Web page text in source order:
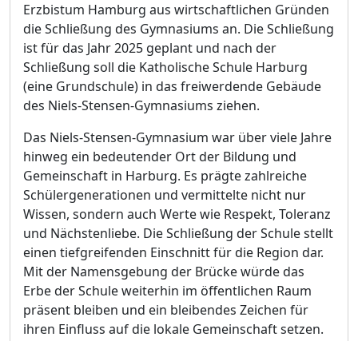
Erzbistum Hamburg aus wirtschaftlichen Gründen
die Schließung des Gymnasiums an. Die Schließung
ist für das Jahr 2025 geplant und nach der
Schließung soll die Katholische Schule Harburg
(eine Grundschule) in das freiwerdende Gebäude
des Niels-Stensen-Gymnasiums ziehen.
Das Niels-Stensen-Gymnasium war über viele Jahre
hinweg ein bedeutender Ort der Bildung und
Gemeinschaft in Harburg. Es prägte zahlreiche
Schülergenerationen und vermittelte nicht nur
Wissen, sondern auch Werte wie Respekt, Toleranz
und Nächstenliebe. Die Schließung der Schule stellt
einen tiefgreifenden Einschnitt für die Region dar.
Mit der Namensgebung der Brücke würde das
Erbe der Schule weiterhin im öffentlichen Raum
präsent bleiben und ein bleibendes Zeichen für
ihren Einfluss auf die lokale Gemeinschaft setzen.